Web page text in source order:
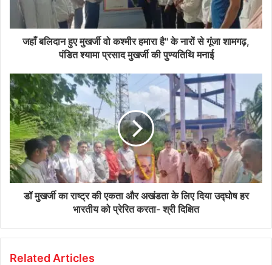
जहाँ बलिदान हुए मुखर्जी वो कश्मीर हमारा है" के नारों से गूंजा शामगढ़,
पंडित श्यामा प्रसाद मुखर्जी की पुण्यतिथि मनाई
डॉ मुखर्जी का राष्ट्र की एकता और अखंडता के लिए दिया उद्घोष हर
भारतीय को प्रेरित करता- श्री दिक्षित
Related Articles